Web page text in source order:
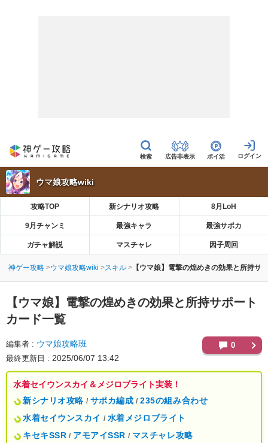
広告非表示 ポイ活
ウマ娘攻略wiki
攻略TOP 新シナリオ攻略 8月LoH
9月チャンミ 最強キャラ 最強サポカ
ガチャ解説 マスチャレ 因子周回
神ゲー攻略 ウマ娘攻略wiki スキル 【ウマ娘】電撃の煌めきの効果と所持サ
【ウマ娘】 電撃の煌めきの効果と所持サポート
カード一覧
編集者 ウマ娘攻略班
最終更新日 2025/06/07 13:42
0
水着セイウンスカイ＆メジロブライト実装！
新シナリオ攻略 / サポカ編成 / 235の組み合わせ
水着セイウンスカイ / 水着メジロブライト
キセキSSR / アモアイSSR / マスチャレ攻略